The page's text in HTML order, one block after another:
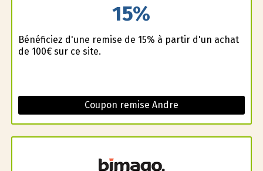
15%
Bénéficiez d'une remise de 15% à partir d'un achat
de 100€ sur ce site.
Coupon remise Andre